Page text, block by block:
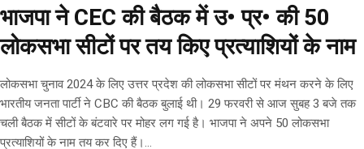
भाजपा ने CEC की बैठक में उ• प्र• की 50
लोकसभा सीटों पर तय किए प्रत्याशियों के नाम
लोकसभा चुनाव 2024 के लिए उत्तर प्रदेश की लोकसभा सीटों पर मंथन करने के लिए
भारतीय जनता पार्टी ने CBC की बैठक बुलाई थी। 29 फरवरी से आज सुबह 3 बजे तक
चली बैठक में सीटों के बंटवारे पर मोहर लग गई है। भाजपा ने अपने 50 लोकसभा
प्रत्याशियों के नाम तय कर दिए हैं।...